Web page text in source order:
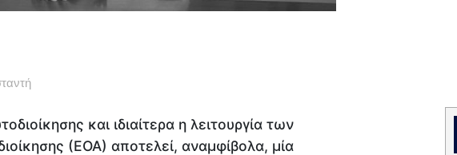
και ιδιαίτερα η λειτουργία των
(ΕΟΑ) αποτελεί, αναμφίβολα, μία